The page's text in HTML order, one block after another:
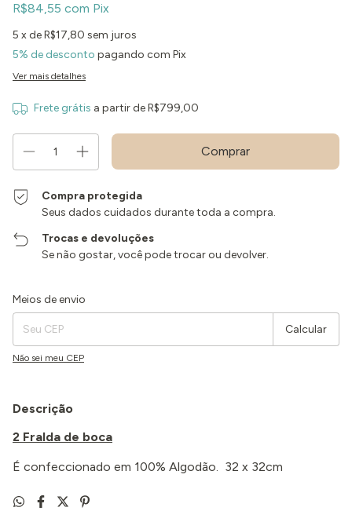
R$84,55 com Pix
5 x deR$17,80 sem juros
5% de desconto pagando com Pix
Ver mais detalhes
Frete grátis a partir deR$799,00
Compra protegida
Seus dados cuidados durante toda a compra.
Trocas e devoluções
Se não gostar, você pode trocar ou devolver.
Entregas para o CEP:
Meios de envio
Calcular
Não sei meu CEP
Descrição
2 Fralda de boca
É confeccionado em 100% Algodão. 32 x 32cm